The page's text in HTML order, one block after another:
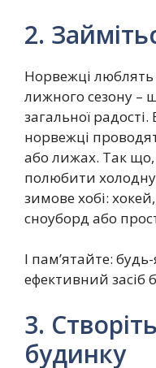
2.
Норвежці
лижного сезону –
загальної радості.
норвежці
або лижах. Так
полюбити холодну
зимове хобі:
сноуборд або
І пам’ятайте:
ефективний засіб
3.
будинку